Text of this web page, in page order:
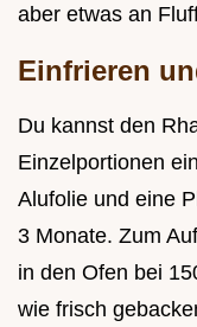
aber etwas an
Einfrieren
Du kannst den
Einzelportionen
Alufolie und eine
3 Monate. Zum
in den Ofen bei
wie frisch